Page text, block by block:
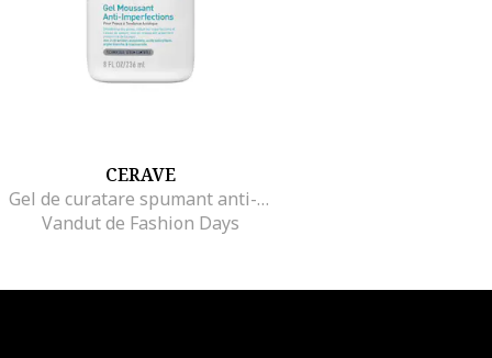
CERAVE
Gel de curatare spumant anti-imperfectiuni cu acid salicilic, ceramide si niacinamide, pentru ten gras cu tendinta acneica, 236 ml
Vandut de Fashion Days